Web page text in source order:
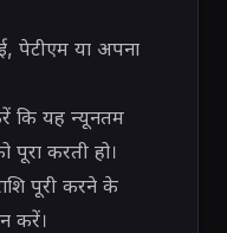
पेटीएम या अपना
कि यह न्यूनतम
करती हो।
पूरी करने के
करें।